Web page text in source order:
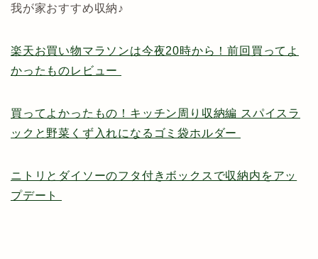
我が家おすすめ収納♪
楽天お買い物マラソンは今夜20時から！前回買ってよ
かったものレビュー
買ってよかったもの！キッチン周り収納編 スパイスラ
ックと野菜くず入れになるゴミ袋ホルダー
ニトリとダイソーのフタ付きボックスで収納内をアッ
プデート